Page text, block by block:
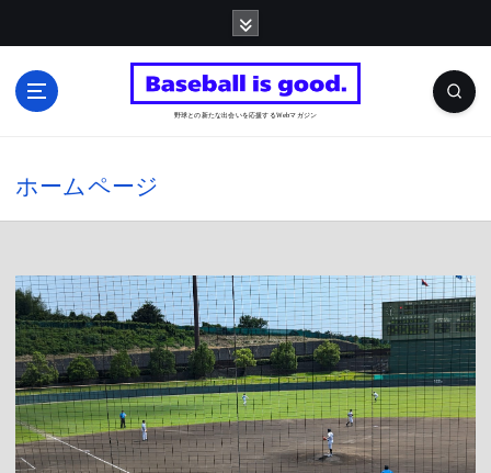
容
を
野球との新たな出会いを応援するWebマガジン
ホームページ